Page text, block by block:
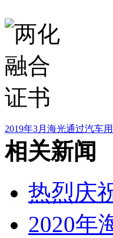
2019年3月海光通过汽车
相关新闻
热烈庆
2020年